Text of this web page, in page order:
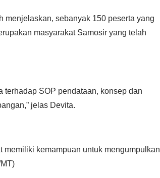
menjelaskan, sebanyak 150 peserta yang
masyarakat Samosir yang telah
terhadap SOP pendataan, konsep dan
jelas Devita.
kemampuan untuk mengumpulkan